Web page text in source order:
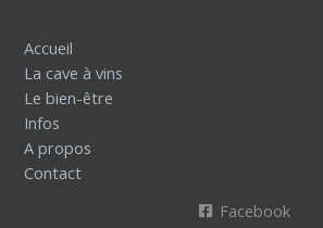
Accueil
La cave à vins
Le bien-être
Infos
A propos
Contact
Facebook